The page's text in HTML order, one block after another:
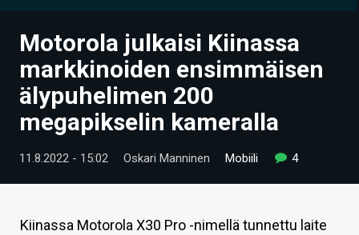
UUTISET
ARTIKKELIT
VIDEOT
TECHBBS
HINTA.FI
Motorola julkaisi Kiinassa
markkinoiden ensimmäisen
älypuhelimen 200
megapikselin kameralla
11.8.2022 - 15:02 Oskari Manninen Mobiili 4
Kiinassa Motorola X30 Pro -nimellä tunnettu laite